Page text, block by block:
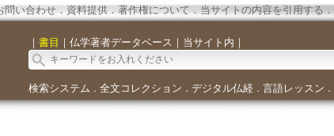
問い合わせ． 資料提供． 著作権について．当サイトの内容を引用する ．
｜ 書目 ｜ 仏学著者データベース ｜ 当サイト内 ｜
検索システム ． 全文コレクション ． デジタル仏経． 言語レッスン ．